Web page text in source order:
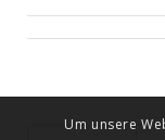
Um unsere